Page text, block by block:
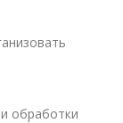
обработки